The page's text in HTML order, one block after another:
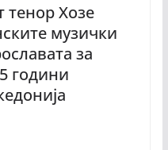
Хозе
музички
за
години